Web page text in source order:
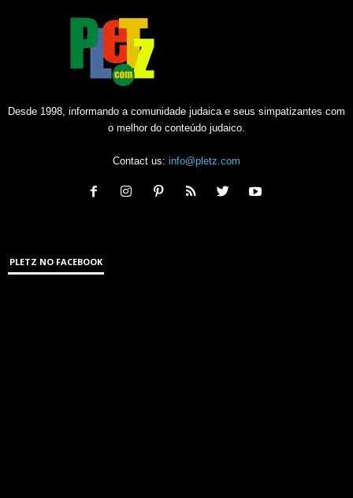
Desde 1998, informando a comunidade judaica e seus simpatizantes com
o melhor do conteúdo judaico.
Contact us: info@pletz.com
PLETZ NO FACEBOOK